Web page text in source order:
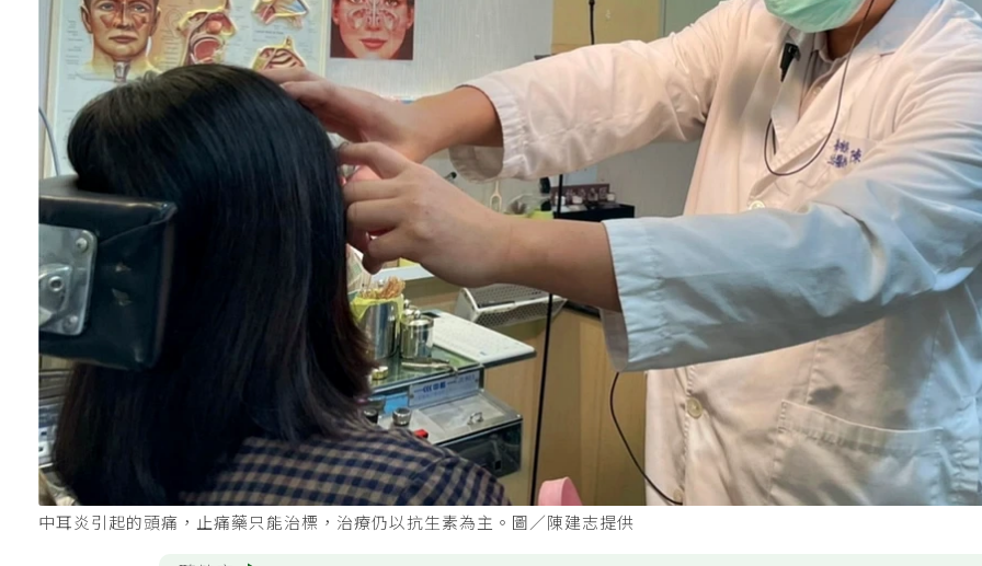
中耳炎引起的頭痛，止痛藥只能治標，治療仍以抗生素為主。圖／陳建志提供